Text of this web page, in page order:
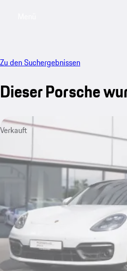
Zu den Suchergebnissen
Dieser Porsche
Verkauft